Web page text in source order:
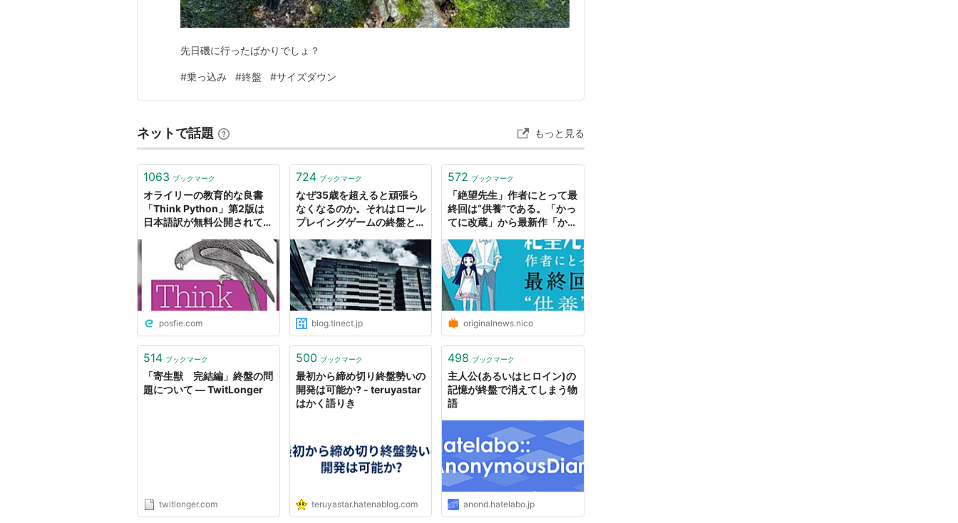
先日磯に行ったばかりでしょ？
#乗っ込み #終盤 #サイズダウン
ネットで話題 もっと見る
1063 ブックマーク
オライリーの教育的な良書
「Think Python」第2版は
日本語訳が無料公開されてい
点を先回りして説明・各章の
終盤にデバッグのヒントが書
posfie.com
724 ブックマーク
なぜ35歳を超えると頑張ら
なくなるのか。それはロール
プレイングゲームの終盤と同
blog.tinect.jp
572 ブックマーク
「絶望先生」作者にとって最
終回は“供養”である。「かっ
てに改蔵」から最新作「かく
米田康治が語る“終盤の急展
開”に込めた想い
originalnews.nico
514 ブックマーク
「寄生獣 完結編」終盤の問
題について — TwitLonger
twitlonger.com
500 ブックマーク
最初から締め切り終盤勢いの
開発は可能か? - teruyastar
はかく語りき
teruyastar.hatenablog.com
498 ブックマーク
主人公(あるいはヒロイン)の
記憶が終盤で消えてしまう物
語
anond.hatelabo.jp